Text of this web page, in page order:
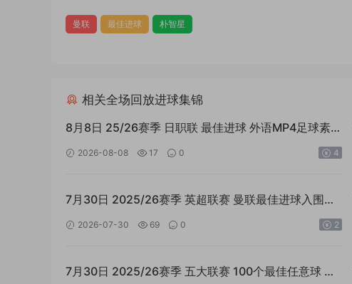
曼联 最佳进球 朴智星
相关全场回放进球集锦
8月8日 25/26赛季 日职联 最佳进球 外语MP4足球素
材 2026-08-08 17 0 4
7月30日 2025/26赛季 英超联赛 曼联最佳进球入围名
单 外语MP4足球素材
2026-07-30 69 0 2
7月30日 2025/26赛季 五大联赛 100个最佳任意球 外